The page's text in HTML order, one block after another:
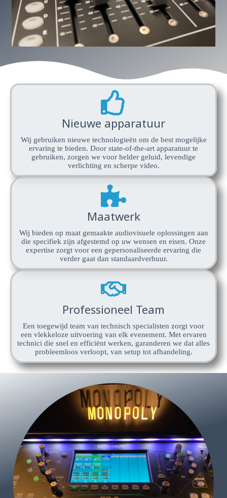
Nieuwe apparatuur
Wij gebruiken nieuwe technologieën om de best mogelijke
ervaring te bieden. Door state-of-the-art apparatuur te
gebruiken, zorgen we voor helder geluid, levendige
verlichting en scherpe video.
Maatwerk
Wij bieden op maat gemaakte audiovisuele oplossingen aan
die specifiek zijn afgestemd op uw wensen en eisen. Onze
expertise zorgt voor een gepersonaliseerde ervaring die
verder gaat dan standaardverhuur.
Professioneel Team
Een toegewijd team van technisch specialisten zorgt voor
een vlekkeloze uitvoering van elk evenement. Met ervaren
technici die snel en efficiënt werken, garanderen we dat alles
probleemloos verloopt, van setup tot afhandeling.